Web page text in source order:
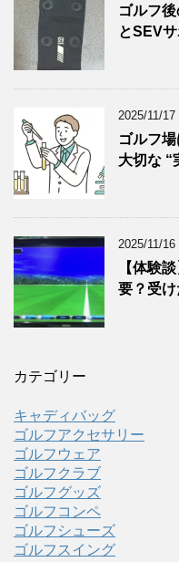
ゴルフ
とSEV
2025/11/17
ゴルフ
大切な “
2025/11/16
【体験
要？受
カテゴリー
キャディバッグ
ゴルフアクセサリー
ゴルフウェア
ゴルフクラブ
ゴルフグッズ
ゴルフコンペ
ゴルフシューズ
ゴルフスイング